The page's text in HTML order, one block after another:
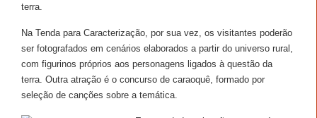
terra.
Na Tenda para Caracterização, por sua vez, os visitantes poderão
ser fotografados em cenários elaborados a partir do universo rural,
com figurinos próprios aos personagens ligados à questão da
terra. Outra atração é o concurso de caraoquê, formado por
seleção de canções sobre a temática.